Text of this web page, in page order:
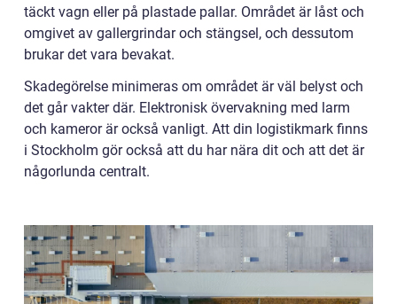
täckt vagn eller på plastade pallar. Området är låst och
omgivet av gallergrindar och stängsel, och dessutom
brukar det vara bevakat.
Skadegörelse minimeras om området är väl belyst och
det går vakter där. Elektronisk övervakning med larm
och kameror är också vanligt. Att din logistikmark finns
i Stockholm gör också att du har nära dit och att det är
någorlunda centralt.